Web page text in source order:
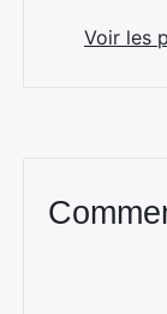
Voir les